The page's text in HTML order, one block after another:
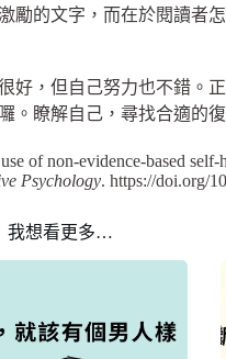
勵的文字，而在於閱讀者
好，但自己努力也不錯。
。瞭解自己，尋找合適的
of non-evidence-based self-
Psychology. https://doi.org/
我想看更多…